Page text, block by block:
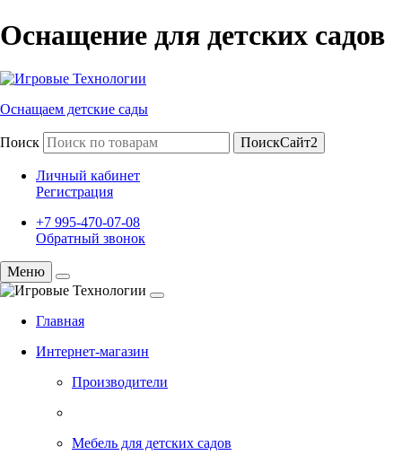
Оснащение для детских садов
Оснащаем детские сады
Поиск ПоискСайт2
Личный кабинет
Регистрация
+7 995-470-07-08
Обратный звонок
Меню
Главная
Интернет-магазин
Производители
Мебель для детских садов